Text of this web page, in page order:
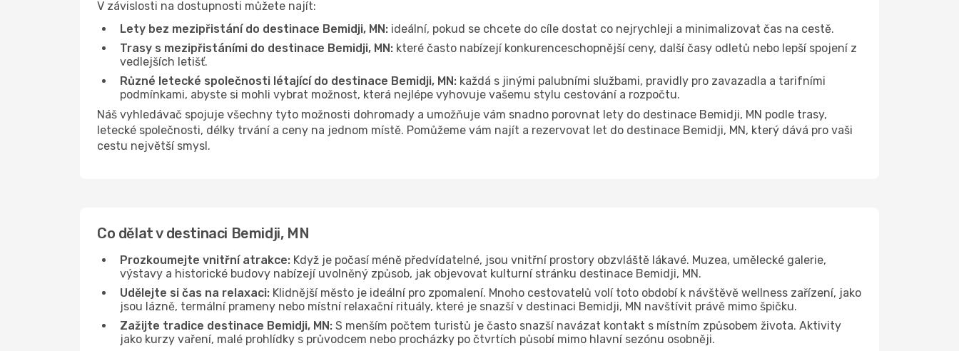
V závislosti na dostupnosti můžete najít:
Lety bez mezipřistání do destinace Bemidji, MN: ideální, pokud se chcete do cíle dostat co nejrychleji a minimalizovat čas na cestě.
Trasy s mezipřistáními do destinace Bemidji, MN: které často nabízejí konkurenceschopnější ceny, další časy odletů nebo lepší spojení z
vedlejších letišť.
Různé letecké společnosti létající do destinace Bemidji, MN: každá s jinými palubními službami, pravidly pro zavazadla a tarifními
podmínkami, abyste si mohli vybrat možnost, která nejlépe vyhovuje vašemu stylu cestování a rozpočtu.
Náš vyhledávač spojuje všechny tyto možnosti dohromady a umožňuje vám snadno porovnat lety do destinace Bemidji, MN podle trasy,
letecké společnosti, délky trvání a ceny na jednom místě. Pomůžeme vám najít a rezervovat let do destinace Bemidji, MN, který dává pro vaši
cestu největší smysl.
Co dělat v destinaci Bemidji, MN
Prozkoumejte vnitřní atrakce: Když je počasí méně předvídatelné, jsou vnitřní prostory obzvláště lákavé. Muzea, umělecké galerie,
výstavy a historické budovy nabízejí uvolněný způsob, jak objevovat kulturní stránku destinace Bemidji, MN.
Udělejte si čas na relaxaci: Klidnější město je ideální pro zpomalení. Mnoho cestovatelů volí toto období k návštěvě wellness zařízení, jako
jsou lázně, termální prameny nebo místní relaxační rituály, které je snazší v destinaci Bemidji, MN navštívit právě mimo špičku.
Zažijte tradice destinace Bemidji, MN: S menším počtem turistů je často snazší navázat kontakt s místním způsobem života. Aktivity
jako kurzy vaření, malé prohlídky s průvodcem nebo procházky po čtvrtích působí mimo hlavní sezónu osobněji.